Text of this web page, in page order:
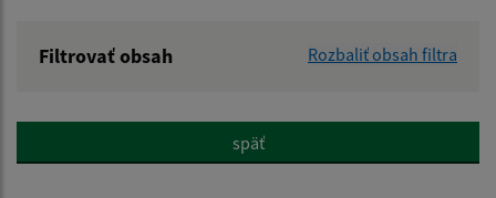
Filtrovať obsah Rozbaliť obsah filtra
Popis:
späť